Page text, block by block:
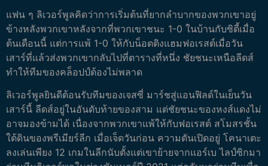
แฟน ๆ ลิเวอร์พูลคิดว่าการเริ่มต้นที่ยากลำบากของพวกเขาอยู่
ข้างหลังพวกเขาหลังจากที่พวกเขาชนะ 1-0 ในบ้านกับซิตี้เมื่อ
ต้นเดือนนี้ แต่การแพ้ 1-0 ให้กับน็อตติงแฮมฟอเรสต์เมื่อวัน
เสาร์ที่แล้วส่งพวกเขากลับไปที่ตารางที่หนึ่ง ชัยชนะเหนือลีดส์
ทำให้ทีมของคล็อปป์ต้องไม่พลาด
ลิเวอร์พูลยินดีต้อนรับทีมของเจสซี่ มาร์ชสู่แอนฟิลด์ในเย็นวัน
เสาร์นี้ ลีดส์อยู่ในอันดับท้ายของสาม แต่ชัยชนะของหงส์แดงไม่
อาจมองข้ามได้ เนื่องจากพวกเขาแพ้ให้กับฟอเรสต์ สโมสรชั้น
ใต้ดินของพรีเมียร์ลีก เมื่อเจ็ดวันก่อน ความดันเปิดอยู่ โคนาเตะ
ลงเล่นเพียง 12 เกมในลีกนับตั้งแต่เขาย้ายจากแอร์เบ ไลป์ซิกมา